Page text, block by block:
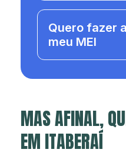
Quero fazer a
meu MEI
MAS AFINAL,
EM ITABERAÍ